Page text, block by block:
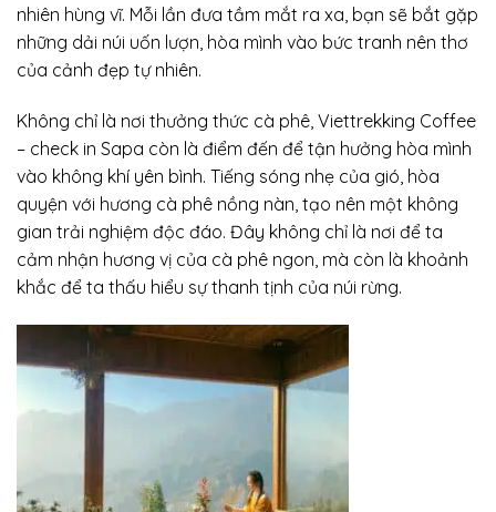
nhiên hùng vĩ. Mỗi lần đưa tầm mắt ra xa, bạn sẽ bắt gặp
những dải núi uốn lượn, hòa mình vào bức tranh nên thơ
của cảnh đẹp tự nhiên.
Không chỉ là nơi thưởng thức cà phê, Viettrekking Coffee
– check in Sapa còn là điểm đến để tận hưởng hòa mình
vào không khí yên bình. Tiếng sóng nhẹ của gió, hòa
quyện với hương cà phê nồng nàn, tạo nên một không
gian trải nghiệm độc đáo. Đây không chỉ là nơi để ta
cảm nhận hương vị của cà phê ngon, mà còn là khoảnh
khắc để ta thấu hiểu sự thanh tịnh của núi rừng.